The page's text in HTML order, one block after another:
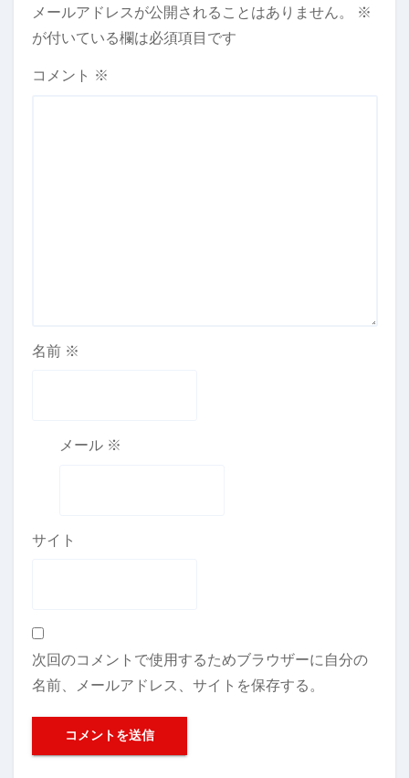
メールアドレスが公開されることはありません。
※
が付いている欄は必須項目です
コメント ※
名前 ※
メール ※
サイト
次回のコメントで使用するためブラウザーに自分の
名前、メールアドレス、サイトを保存する。